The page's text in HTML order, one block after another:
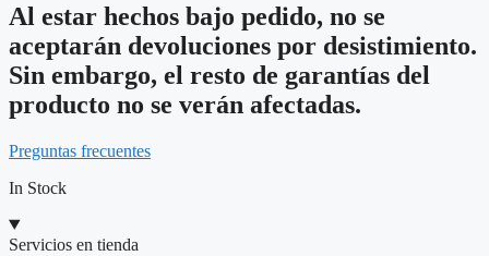
Al estar hechos bajo pedido, no se
aceptarán devoluciones por desistimiento.
Sin embargo, el resto de garantías del
producto no se verán afectadas.
Preguntas frecuentes
In Stock
Servicios en tienda